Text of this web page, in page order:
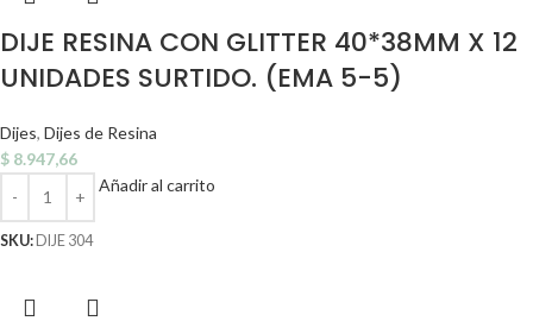
DIJE RESINA CON GLITTER 40*38MM X 12
UNIDADES SURTIDO. (EMA 5-5)
Dijes, Dijes de Resina
$ 8.947,66
Añadir al carrito
SKU:DIJE 304